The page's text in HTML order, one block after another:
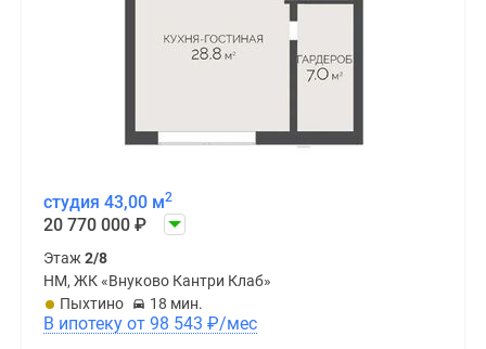
студия 43,00 м2
20 770 000 ₽
Этаж2/8
НМ, ЖК «Внуково Кантри Клаб»
Пыхтино
18 мин.
В ипотеку от 98 543 ₽/мес